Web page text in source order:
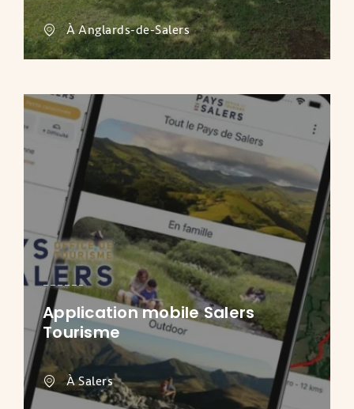
À Anglards-de-Salers
Application mobile Salers
Tourisme
À Salers